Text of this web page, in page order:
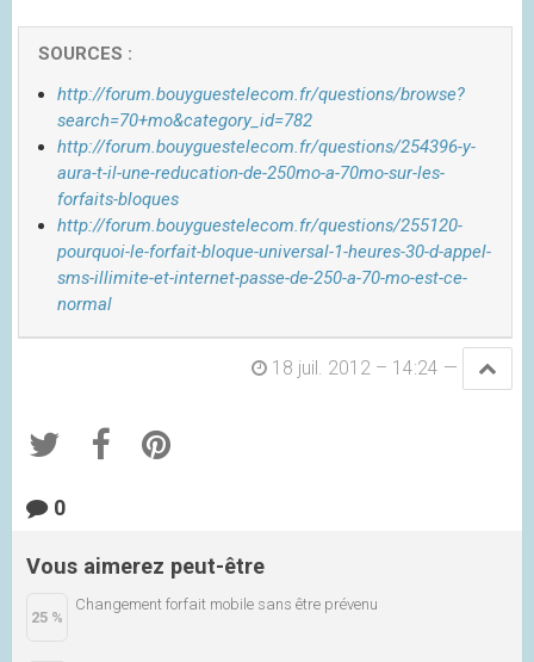
http://forum.bouyguestelecom.fr/questions/browse?
search=70+mo&category_id=782
http://forum.bouyguestelecom.fr/questions/254396-y-
aura-t-il-une-reducation-de-250mo-a-70mo-sur-les-
forfaits-bloques
http://forum.bouyguestelecom.fr/questions/255120-
pourquoi-le-forfait-bloque-universal-1-heures-30-d-appel-
sms-illimite-et-internet-passe-de-250-a-70-mo-est-ce-
normal
18 juil. 2012 – 14:24 —
0
Vous aimerez peut-être
25 %
Changement forfait mobile sans être prévenu